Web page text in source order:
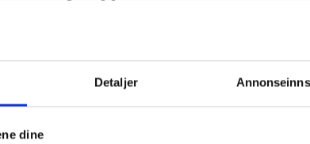
Detaljer
dine
skytterne